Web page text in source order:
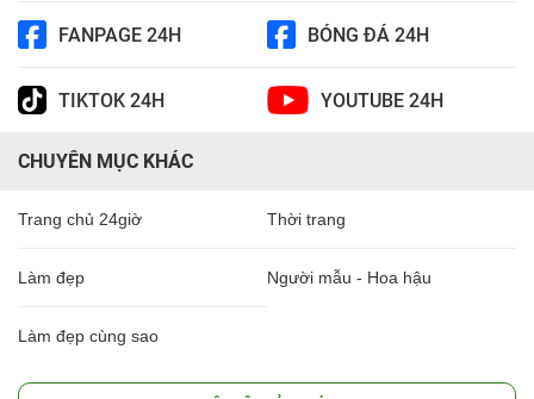
FANPAGE 24H BÓNG ĐÁ 24H
TIKTOK 24H YOUTUBE 24H
CHUYÊN MỤC KHÁC
Trang chủ 24giờ Thời trang
Làm đẹp Người mẫu - Hoa hậu
Làm đẹp cùng sao